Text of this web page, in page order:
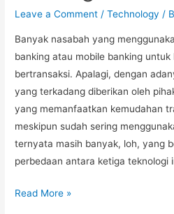
Leave a Comment /Technology /
Banyak nasabah yang
banking atau mobile banking untuk
bertransaksi. Apalagi, dengan
yang terkadang diberikan oleh
yang memanfaatkan kemudahan
meskipun sudah sering
ternyata masih banyak, loh, yang
perbedaan antara ketiga teknologi
Perbedaan
Read More »